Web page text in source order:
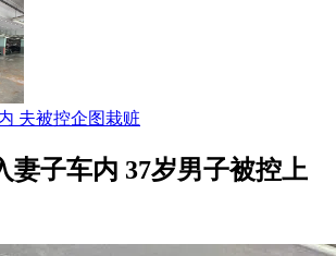
夫被控企图栽赃
妻子车内 37岁男子被控上